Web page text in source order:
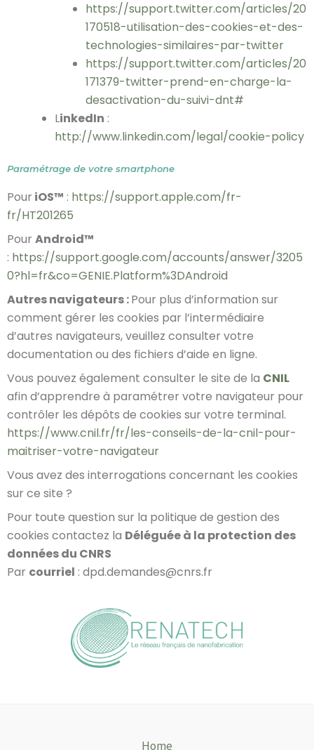
https://support.twitter.com/articles/20
170518-utilisation-des-cookies-et-des-
technologies-similaires-par-twitter
https://support.twitter.com/articles/20
171379-twitter-prend-en-charge-la-
desactivation-du-suivi-dnt#
LinkedIn :
http://www.linkedin.com/legal/cookie-policy
Paramétrage de votre smartphone
Pour iOS™ : https://support.apple.com/fr-
fr/HT201265
Pour Android™
: https://support.google.com/accounts/answer/3205
0?hl=fr&co=GENIE.Platform%3DAndroid
Autres navigateurs :Pour plus d’information sur
comment gérer les cookies par l’intermédiaire
d’autres navigateurs, veuillez consulter votre
documentation ou des fichiers d’aide en ligne.
Vous pouvez également consulter le site de la CNIL
afin d’apprendre à paramétrer votre navigateur pour
contrôler les dépôts de cookies sur votre terminal.
https://www.cnil.fr/fr/les-conseils-de-la-cnil-pour-
maitriser-votre-navigateur
Vous avez des interrogations concernant les cookies
sur ce site ?
Pour toute question sur la politique de gestion des
cookies contactez la Déléguée à la protection des
données du CNRS
Par courriel : dpd.demandes@cnrs.fr
Home